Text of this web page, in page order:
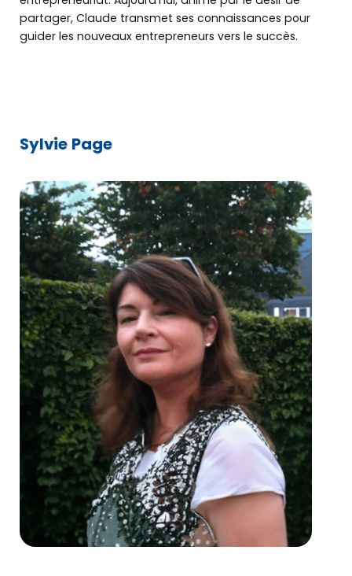
partager, Claude transmet ses connaissances pour
guider les nouveaux entrepreneurs vers le succès.
Sylvie Page